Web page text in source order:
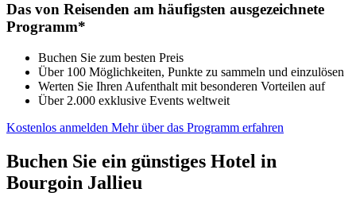
Das von Reisenden am häufigsten ausgezeichnete
Programm*
Buchen Sie zum besten Preis
Über 100 Möglichkeiten, Punkte zu sammeln und einzulösen
Werten Sie Ihren Aufenthalt mit besonderen Vorteilen auf
Über 2.000 exklusive Events weltweit
Kostenlos anmelden Mehr über das Programm erfahren
Buchen Sie ein günstiges Hotel in
Bourgoin Jallieu